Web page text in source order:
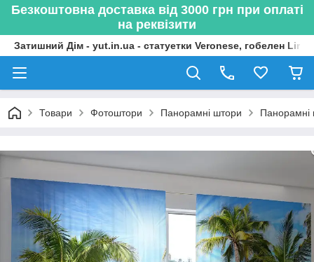
Безкоштовна доставка від 3000 грн при оплаті
на реквізити
Затишний Дім - yut.in.ua - статуетки Veronese, гобелен
Товари Фотоштори Панорамні штори